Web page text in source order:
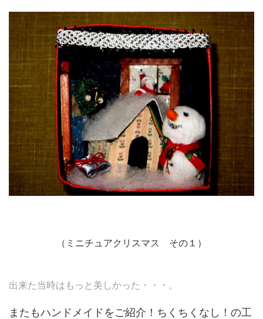
（ミニチュアクリスマス その１）
出来た当時はもっと美しかった・・・。
またもハンドメイドをご紹介！ちくちくなし！の工